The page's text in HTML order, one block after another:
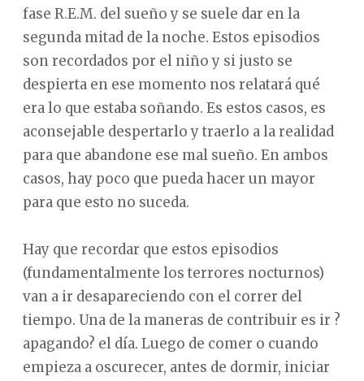
fase R.E.M. del sueño y se suele dar en la
segunda mitad de la noche. Estos episodios
son recordados por el niño y si justo se
despierta en ese momento nos relatará qué
era lo que estaba soñando. Es estos casos, es
aconsejable despertarlo y traerlo a la realidad
para que abandone ese mal sueño. En ambos
casos, hay poco que pueda hacer un mayor
para que esto no suceda.
Hay que recordar que estos episodios
(fundamentalmente los terrores nocturnos)
van a ir desapareciendo con el correr del
tiempo. Una de la maneras de contribuir es ir ?
apagando? el día. Luego de comer o cuando
empieza a oscurecer, antes de dormir, iniciar